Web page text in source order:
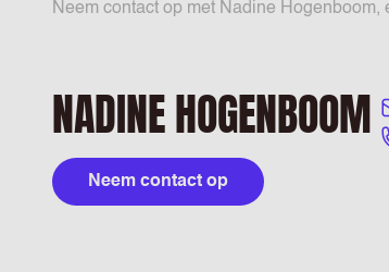
Neem contact op met Nadine
NADINE HOGENBOOM
Neem contact op